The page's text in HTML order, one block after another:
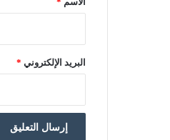
البريد الإلكتروني *